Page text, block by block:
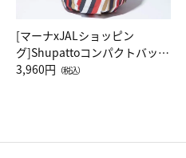
[マーナxJALショッピン
グ]Shupattoコンパクトバッグ
Drop JAL客室乗務員（LC）ス
3,960円 （税込）